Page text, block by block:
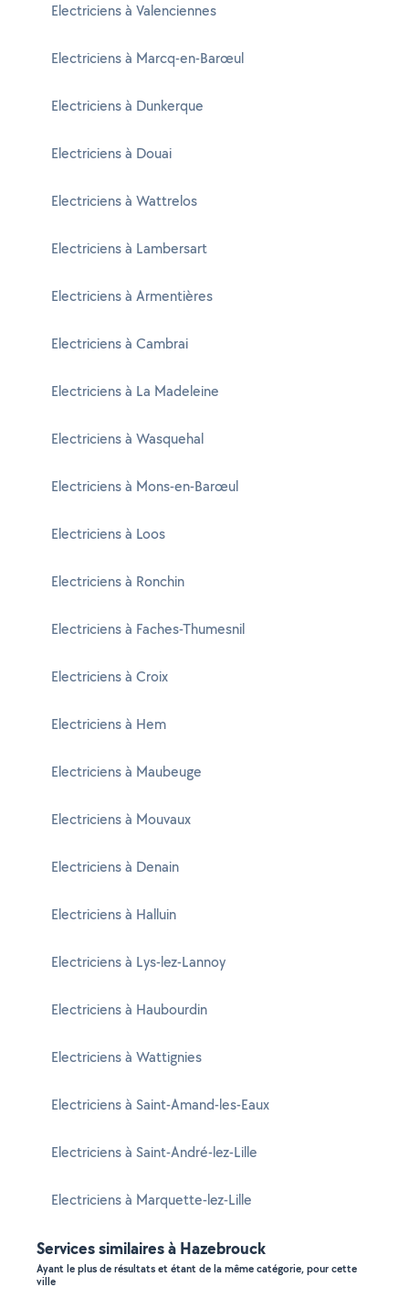
Electriciens à Valenciennes
Electriciens à Marcq-en-Barœul
Electriciens à Dunkerque
Electriciens à Douai
Electriciens à Wattrelos
Electriciens à Lambersart
Electriciens à Armentières
Electriciens à Cambrai
Electriciens à La Madeleine
Electriciens à Wasquehal
Electriciens à Mons-en-Barœul
Electriciens à Loos
Electriciens à Ronchin
Electriciens à Faches-Thumesnil
Electriciens à Croix
Electriciens à Hem
Electriciens à Maubeuge
Electriciens à Mouvaux
Electriciens à Denain
Electriciens à Halluin
Electriciens à Lys-lez-Lannoy
Electriciens à Haubourdin
Electriciens à Wattignies
Electriciens à Saint-Amand-les-Eaux
Electriciens à Saint-André-lez-Lille
Electriciens à Marquette-lez-Lille
Services similaires à Hazebrouck
Ayant le plus de résultats et étant de la même catégorie, pour cette
ville